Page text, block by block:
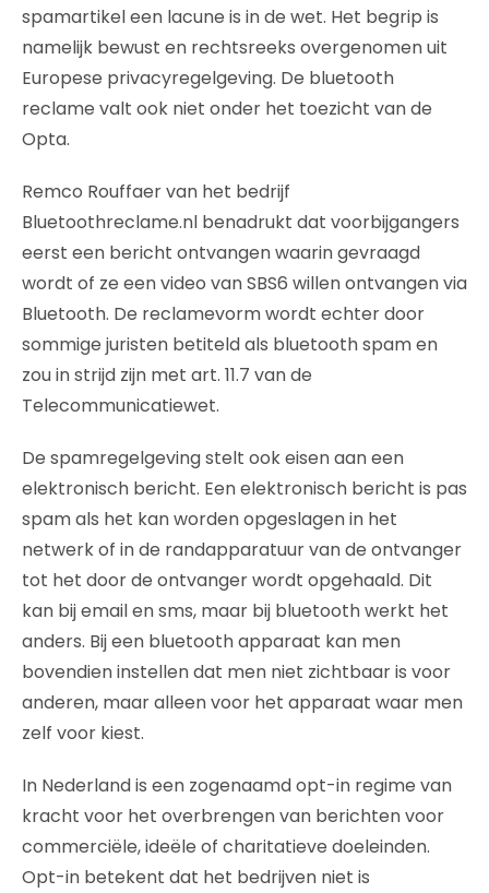
spamartikel een lacune is in de wet. Het begrip is
namelijk bewust en rechtsreeks overgenomen uit
Europese privacyregelgeving. De bluetooth
reclame valt ook niet onder het toezicht van de
Opta.
Remco Rouffaer van het bedrijf
Bluetoothreclame.nl benadrukt dat voorbijgangers
eerst een bericht ontvangen waarin gevraagd
wordt of ze een video van SBS6 willen ontvangen via
Bluetooth. De reclamevorm wordt echter door
sommige juristen betiteld als bluetooth spam en
zou in strijd zijn met art. 11.7 van de
Telecommunicatiewet.
De spamregelgeving stelt ook eisen aan een
elektronisch bericht. Een elektronisch bericht is pas
spam als het kan worden opgeslagen in het
netwerk of in de randapparatuur van de ontvanger
tot het door de ontvanger wordt opgehaald. Dit
kan bij email en sms, maar bij bluetooth werkt het
anders. Bij een bluetooth apparaat kan men
bovendien instellen dat men niet zichtbaar is voor
anderen, maar alleen voor het apparaat waar men
zelf voor kiest.
In Nederland is een zogenaamd opt-in regime van
kracht voor het overbrengen van berichten voor
commerciële, ideële of charitatieve doeleinden.
Opt-in betekent dat het bedrijven niet is